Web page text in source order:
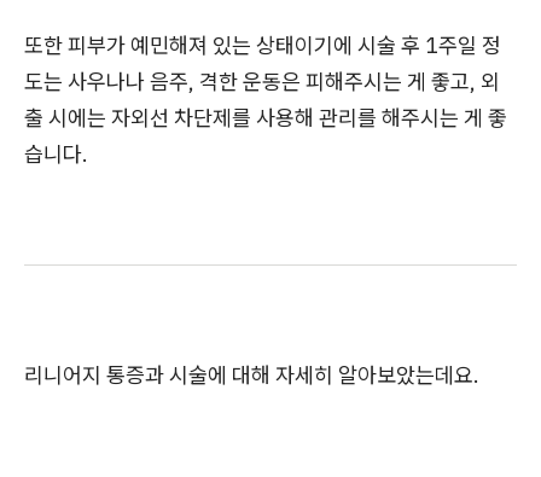
또한 피부가 예민해져 있는 상태이기에 시술 후 1주일 정
도는 사우나나 음주, 격한 운동은 피해주시는 게 좋고, 외
출 시에는 자외선 차단제를 사용해 관리를 해주시는 게 좋
습니다.
리니어지 통증과 시술에 대해 자세히 알아보았는데요.